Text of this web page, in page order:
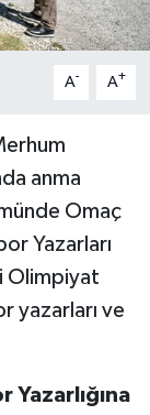
A- A+
anma
Omaç
Yazarları
Olimpiyat
yazarları ve
Yazarlığına